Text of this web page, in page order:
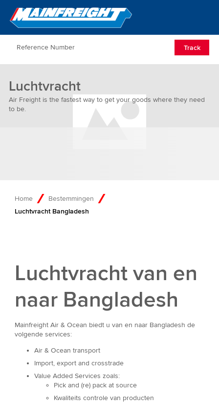
Go to Home
Track
Luchtvracht
Air Freight is the fastest way to get your goods where they need
to be.
Home
Bestemmingen
Luchtvracht Bangladesh
Luchtvracht van en
naar Bangladesh
Mainfreight Air & Ocean biedt u van en naar Bangladesh de
volgende services:
Air & Ocean transport
Import, export and crosstrade
Value Added Services zoals:
Pick and (re) pack at source
Kwaliteits controle van producten